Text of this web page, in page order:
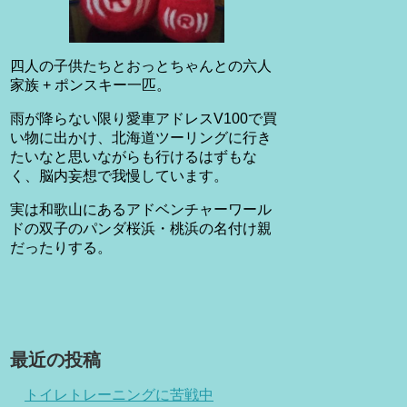
四人の子供たちとおっとちゃんとの六人
家族 + ポンスキー一匹。
雨が降らない限り愛車アドレスV100で買
い物に出かけ、北海道ツーリングに行き
たいなと思いながらも行けるはずもな
く、脳内妄想で我慢しています。
実は和歌山にあるアドベンチャーワール
ドの双子のパンダ桜浜・桃浜の名付け親
だったりする。
最近の投稿
トイレトレーニングに苦戦中